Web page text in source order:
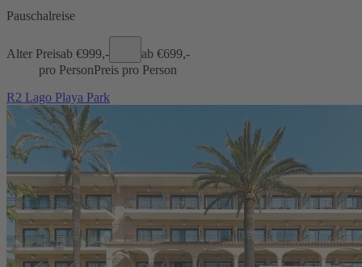
Pauschalreise
Alter Preisab €999,- ab €699,-
pro PersonPreis pro Person
R2 Lago Playa Park